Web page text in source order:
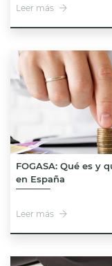
Leer más
FOGASA: Qué es y
en España
Leer más